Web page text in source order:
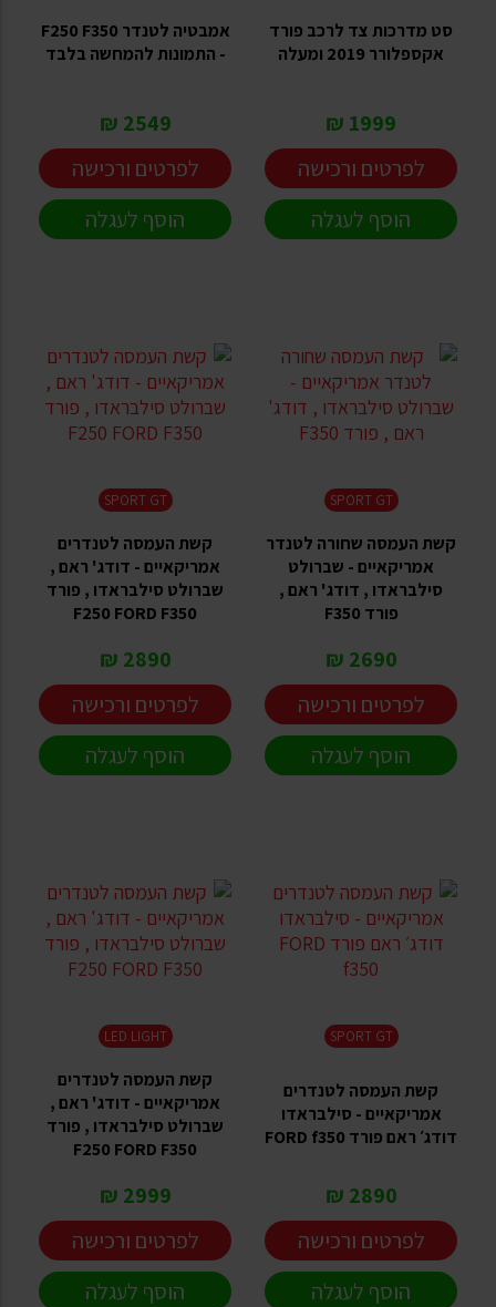
סט מדרכות צד לרכב פורד
אקספלורר 2019 ומעלה
1999 ₪
לפרטים ורכישה
הוסף לעגלה
אמבטיה לטנדר F250 F350
- התמונות להמחשה בלבד
2549 ₪
לפרטים ורכישה
הוסף לעגלה
SPORT GT
קשת העמסה שחורה לטנדר
אמריקאיים - שברולט
סילבראדו , דודג' ראם ,
פורד F350
2690 ₪
לפרטים ורכישה
הוסף לעגלה
SPORT GT
קשת העמסה לטנדרים
אמריקאיים - דודג' ראם ,
שברולט סילבראדו , פורד
F250 FORD F350
2890 ₪
לפרטים ורכישה
הוסף לעגלה
SPORT GT
קשת העמסה לטנדרים
אמריקאיים - סילבראדו
דודג׳ ראם פורד FORD f350
2890 ₪
לפרטים ורכישה
הוסף לעגלה
LED LIGHT
קשת העמסה לטנדרים
אמריקאיים - דודג' ראם ,
שברולט סילבראדו , פורד
F250 FORD F350
2999 ₪
לפרטים ורכישה
הוסף לעגלה